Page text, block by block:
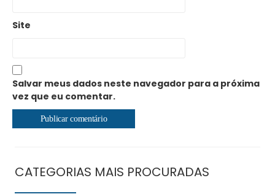
Site
Salvar meus dados neste navegador para a próxima
vez que eu comentar.
CATEGORIAS MAIS PROCURADAS